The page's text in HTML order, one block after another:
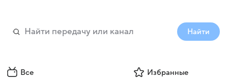
Найти
Все Избранные